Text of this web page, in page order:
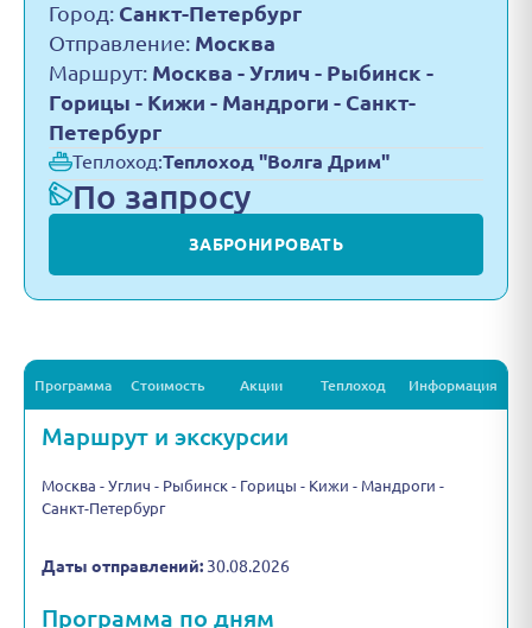
Город: Санкт-Петербург
Отправление: Москва
Маршрут: Москва - Углич - Рыбинск -
Горицы - Кижи - Мандроги - Санкт-
Петербург
Теплоход:Теплоход "Волга Дрим"
По запросу
ЗАБРОНИРОВАТЬ
Программа Стоимость Акции Теплоход Информация
Маршрут и экскурсии
Москва - Углич - Рыбинск - Горицы - Кижи - Мандроги -
Санкт-Петербург
Даты отправлений: 30.08.2026
Программа по дням